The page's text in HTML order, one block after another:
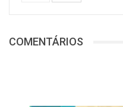
COMENTÁRIOS